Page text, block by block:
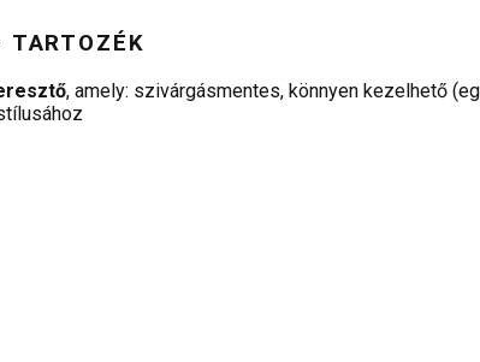
TARTOZÉK
, amely: szivárgásmentes, könnyen kezelhető